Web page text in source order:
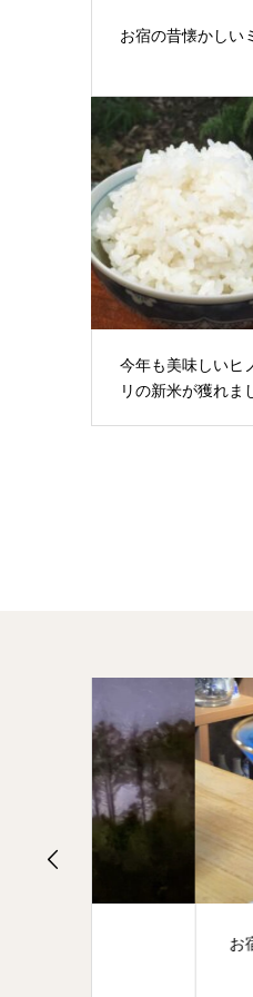
お宿の昔懐かしい
今年も美味しいヒ
リの新米が獲れま
お宿キトラ、オ